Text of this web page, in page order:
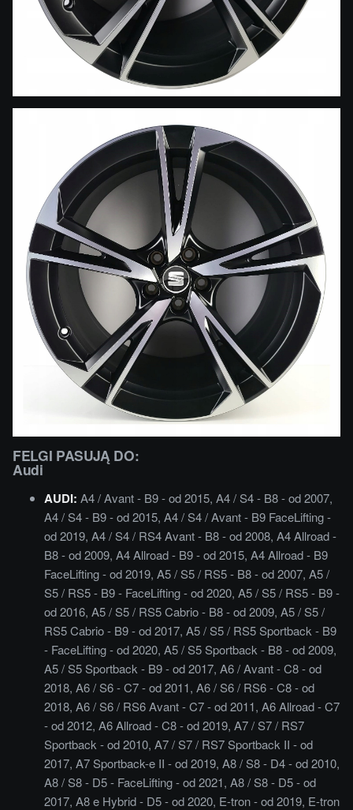
FELGI PASUJĄ DO:
Audi
AUDI: A4 / Avant - B9 - od 2015, A4 / S4 - B8 - od 2007,
A4 / S4 - B9 - od 2015, A4 / S4 / Avant - B9 FaceLifting -
od 2019, A4 / S4 / RS4 Avant - B8 - od 2008, A4 Allroad -
B8 - od 2009, A4 Allroad - B9 - od 2015, A4 Allroad - B9
FaceLifting - od 2019, A5 / S5 / RS5 - B8 - od 2007, A5 /
S5 / RS5 - B9 - FaceLifting - od 2020, A5 / S5 / RS5 - B9 -
od 2016, A5 / S5 / RS5 Cabrio - B8 - od 2009, A5 / S5 /
RS5 Cabrio - B9 - od 2017, A5 / S5 / RS5 Sportback - B9
- FaceLifting - od 2020, A5 / S5 Sportback - B8 - od 2009,
A5 / S5 Sportback - B9 - od 2017, A6 / Avant - C8 - od
2018, A6 / S6 - C7 - od 2011, A6 / S6 / RS6 - C8 - od
2018, A6 / S6 / RS6 Avant - C7 - od 2011, A6 Allroad - C7
- od 2012, A6 Allroad - C8 - od 2019, A7 / S7 / RS7
Sportback - od 2010, A7 / S7 / RS7 Sportback II - od
2017, A7 Sportback-e II - od 2019, A8 / S8 - D4 - od 2010,
A8 / S8 - D5 - FaceLifting - od 2021, A8 / S8 - D5 - od
2017, A8 e Hybrid - D5 - od 2020, E-tron - od 2019, E-tron